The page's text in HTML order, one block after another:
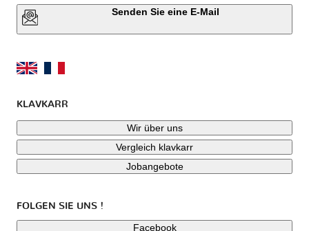
Senden Sie eine E-Mail
KLAVKARR
Wir über uns
Vergleich klavkarr
Jobangebote
FOLGEN SIE UNS !
Facebook